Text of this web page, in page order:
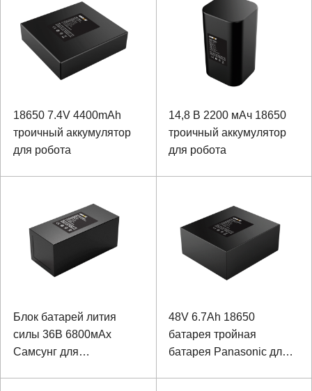
18650 7.4V 4400mAh
троичный аккумулятор
для робота
14,8 В 2200 мАч 18650
троичный аккумулятор
для робота
Блок батарей лития
силы 36В 6800мАх
Самсунг для
48V 6.7Ah 18650
батарея тройная
батарея Panasonic для